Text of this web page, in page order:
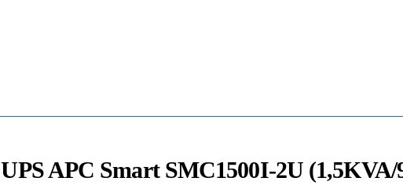
UPS APC Smart SMC1500I-2U (1,5KVA/